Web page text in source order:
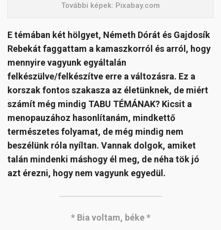
További képek: Pixabay.com
E témában két hölgyet, Németh Dórát és Gajdosík
Rebekát faggattam a kamaszkorról és arról, hogy
mennyire vagyunk egyáltalán
felkészülve/felkészítve erre a változásra. Ez a
korszak fontos szakasza az életünknek, de miért
számít még mindig TABU TÉMÁNAK? Kicsit a
menopauzához hasonlítanám, mindkettő
természetes folyamat, de még mindig nem
beszélünk róla nyíltan. Vannak dolgok, amiket
talán mindenki máshogy él meg, de néha tök jó
azt érezni, hogy nem vagyunk egyedül.
* Bia voltam, béke *